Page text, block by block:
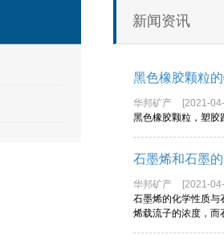
新闻资讯
黑色橡胶颗粒
华邦矿产
[2021-
黑色橡胶颗粒，塑胶
石墨烯和石墨
华邦矿产
[2021-
石墨烯的化学性质与
烯载流子的浓度，而